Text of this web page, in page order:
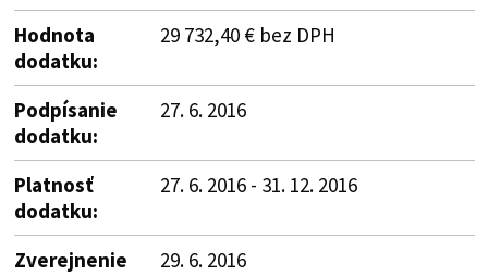
Hodnota
dodatku:
29 732,40 € bez DPH
Podpísanie
dodatku:
27. 6. 2016
Platnosť
dodatku:
27. 6. 2016 - 31. 12. 2016
Zverejnenie
29. 6. 2016